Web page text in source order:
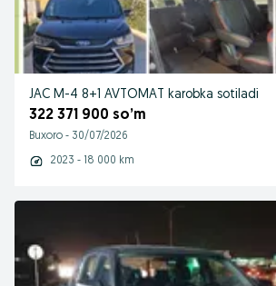
JAC M-4 8+1 AVTOMAT karobka sotiladi
322 371 900 so’m
Buxoro - 30/07/2026
2023 - 18 000 km